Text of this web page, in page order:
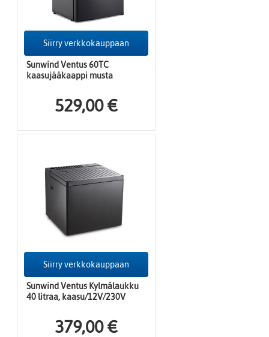
Siirry verkkokauppaan
Sunwind Ventus 60TC
kaasujääkaappi musta
529,00 €
Siirry verkkokauppaan
Sunwind Ventus Kylmälaukku
40 litraa, kaasu/12V/230V
379,00 €